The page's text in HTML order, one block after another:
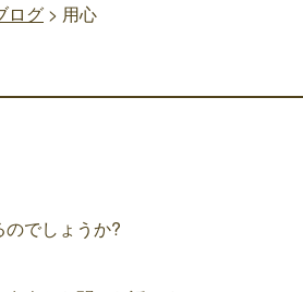
ログ > 用心
でしょうか?